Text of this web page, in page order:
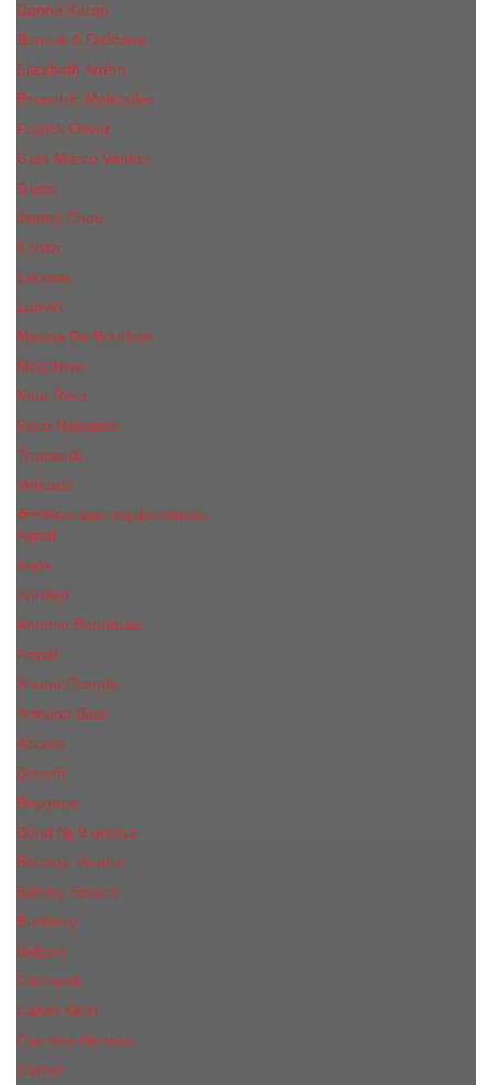
Donna Karan
Дольче & Габбана
Elizabeth Arden
Escentric Molecules
Franck Oliver
Gian Marco Venturi
Gucci
Jimmy Choo
Kenzo
Lacoste
Lanvin
Marina De Bourbon
Moschino
Nina Ricci
Paco Rabanne
Trussardi
Versace
Женская парфюмерия
Ajmal
Alaia
Annifen
Antonio Banderas
Armaf
Ariana Grande
Armand Basi
Azzaro
Benefit
Beyonce
Bond № 9 unisex
Bottega Veneta
Britney Spears
Burberry
Bvlgari
Cacharel
Calvin Klein
Carolina Herrera
Cartier